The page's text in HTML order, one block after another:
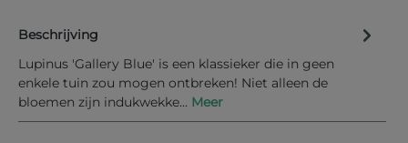
Beschrijving
Lupinus 'Gallery Blue' is een klassieker die in geen
enkele tuin zou mogen ontbreken! Niet alleen de
bloemen zijn indukwekke… Meer